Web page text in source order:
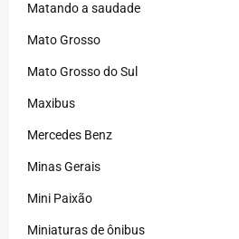
Matando a saudade
Mato Grosso
Mato Grosso do Sul
Maxibus
Mercedes Benz
Minas Gerais
Mini Paixão
Miniaturas de ônibus